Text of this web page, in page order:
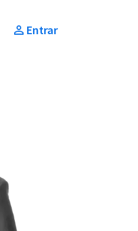
Entrar